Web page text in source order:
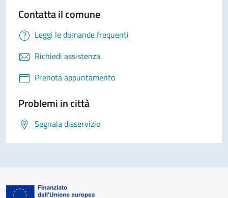
Contatta il comune
Leggi le domande frequenti
Richiedi assistenza
Prenota appuntamento
Problemi in città
Segnala disservizio